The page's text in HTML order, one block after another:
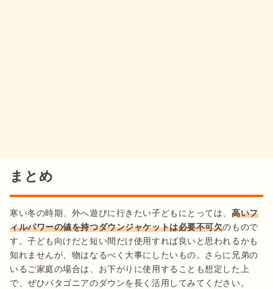
まとめ
寒い冬の時期、外へ遊びに行きたい子どもにとっては、 高いフ
ィルパワーの値を持つダウンジャケットは必要不可欠のもので
す。子ども向けだと短い間だけ使用すれば良いと思われるかも
知れませんが、物はなるべく大事にしたいもの。さらに兄弟の
いるご家庭の場合は、お下がりに使用することも想定した上
で、ぜひパタゴニアのダウンを長く活用してみてください。